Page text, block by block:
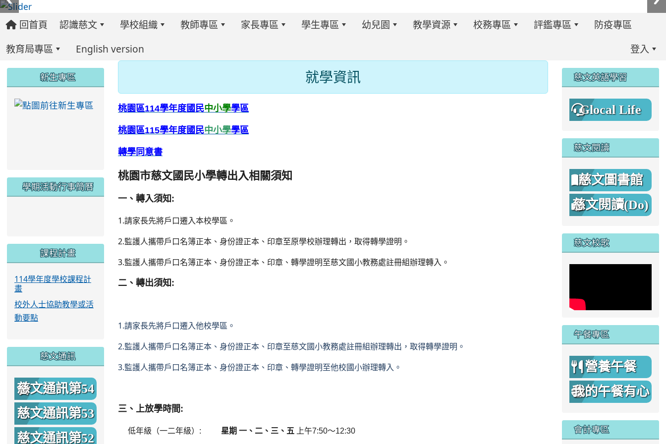
回首頁 認識慈文 學校組織 教師專區 家長專區 學生專區 幼兒園 教學資源 校務專區 評鑑專區
防疫專區
教育局專區
English version 登入
:::
就學資訊
桃園區114學年度國民中小學學區
桃園區115學年度國民中小學學區
轉學同意書
桃園市慈文國民小學轉出入相關須知
轉入須知:
1.請家長先將戶口遷入本校學區。
2.監護人攜帶戶口名簿正本、身份證正本、印章至原學校辦理轉出，取得轉學證明。
3.監護人攜帶戶口名簿正本、身份證正本、印章、轉學證明至慈文國小教務處註冊組辦理轉入。
二、 轉出須知:
1. 請家長先將戶口遷入他校學區。
2. 監護人攜帶戶口名簿正本、身份證正本、印章至慈文國小教務處註冊組辦理轉出，取得轉學證明。
3. 監護人攜帶戶口名簿正本、身份證正本、印章、轉學證明至他校國小辦理轉入。
三、上放學時間
低年級（一二年級）: 星期 一、二、三、五 上午7:50～12:30
::: 新生專區
學期活動行事簡曆
link to https://www.twes.tyc.edu.tw/uploads/tad_blocks/image/113-1%E6%B4%BB%E5%8B%95%E8%A1%8C%E4%BA%8B%E7%B0%A1%E6%9B%86.jpg \
link to https://www.twes.tyc.edu.tw/uploads/tad_blocks/image/114-2%E6%B4%BB%E5%8B%95%E8%A1%8C%E4%BA%8B%E7%B0%A1%E6%9B%86A.png
課程計畫
114學年度學校課程計
畫
校外人士協助教學或活
動要點
慈文通訊
慈文通訊第54
期
慈文通訊第53
期
慈文通訊第52
::: 慈文英語學習
Glocal Life
慈文閱讀
慈文圖書館
慈文閱讀(Do)
慈文校歌
午餐專區
營養午餐
我的午餐有心
會計專區